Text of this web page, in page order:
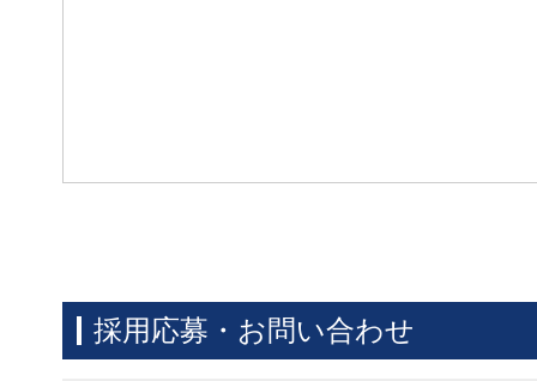
採用応募・お問い合わせ